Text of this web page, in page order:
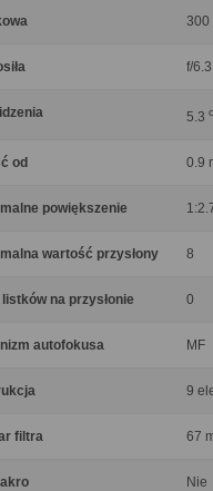
300
f/6.3
5.3
od 0.9
powiększenie
wartość przysłony 8
listków na przysłonie 0
autofokusa MF
9
filtra 67
Nie